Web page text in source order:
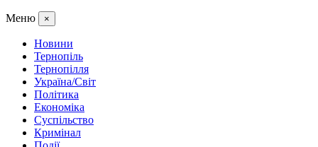
Меню ×
Новини
Тернопіль
Тернопілля
Україна/Світ
Політика
Економіка
Суспільство
Кримінал